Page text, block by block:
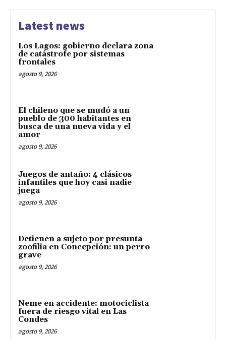
Latest news
Los Lagos: gobierno declara zona
de catástrofe por sistemas
frontales
agosto 9, 2026
El chileno que se mudó a un
pueblo de 300 habitantes en
busca de una nueva vida y el
amor
agosto 9, 2026
Juegos de antaño: 4 clásicos
infantiles que hoy casi nadie
juega
agosto 9, 2026
Detienen a sujeto por presunta
zoofilia en Concepción: un perro
grave
agosto 9, 2026
Neme en accidente: motociclista
fuera de riesgo vital en Las
Condes
agosto 9, 2026